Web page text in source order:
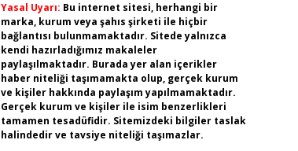
Yasal Uyarı: Bu internet sitesi, herhangi bir
marka, kurum veya şahıs şirketi ile hiçbir
bağlantısı bulunmamaktadır. Sitede yalnızca
kendi hazırladığımız makaleler
paylaşılmaktadır. Burada yer alan içerikler
haber niteliği taşımamakta olup, gerçek kurum
ve kişiler hakkında paylaşım yapılmamaktadır.
Gerçek kurum ve kişiler ile isim benzerlikleri
tamamen tesadüfidir. Sitemizdeki bilgiler taslak
halindedir ve tavsiye niteliği taşımazlar.